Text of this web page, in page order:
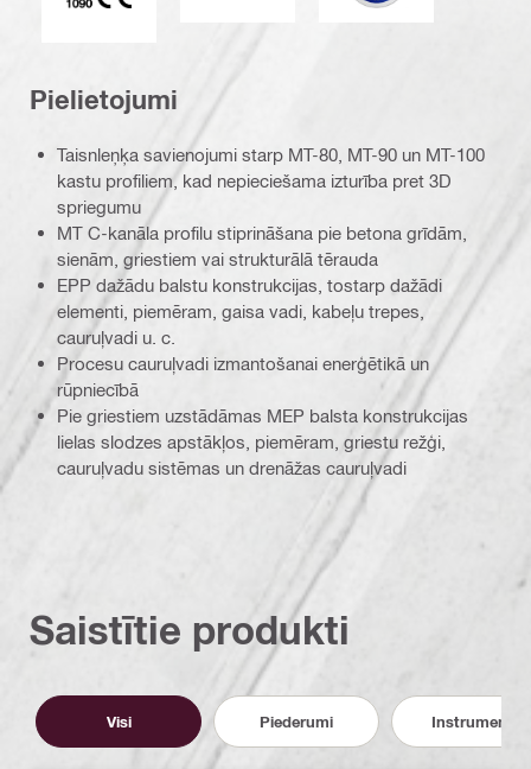
Pielietojumi
Taisnleņķa savienojumi starp MT-80, MT-90 un MT-100
kastu profiliem, kad nepieciešama izturība pret 3D
spriegumu
MT C-kanāla profilu stiprināšana pie betona grīdām,
sienām, griestiem vai strukturālā tērauda
EPP dažādu balstu konstrukcijas, tostarp dažādi
elementi, piemēram, gaisa vadi, kabeļu trepes,
cauruļvadi u. c.
Procesu cauruļvadi izmantošanai enerģētikā un
rūpniecībā
Pie griestiem uzstādāmas MEP balsta konstrukcijas
lielas slodzes apstākļos, piemēram, griestu režģi,
cauruļvadu sistēmas un drenāžas cauruļvadi
Saistītie produkti
Visi Piederumi Instrumenti